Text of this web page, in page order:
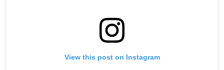
View this post on Instagram